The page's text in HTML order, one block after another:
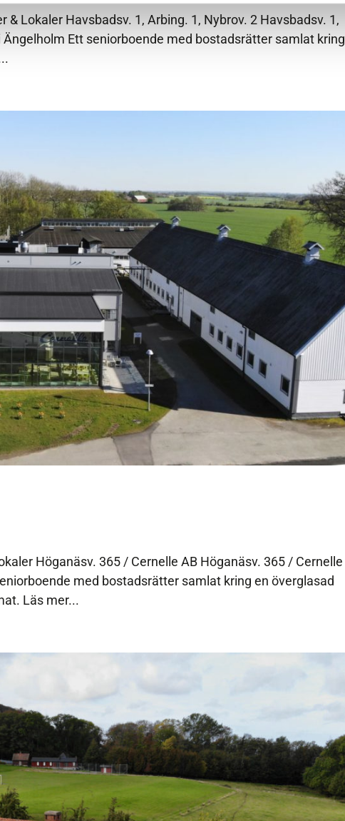
Lokaler Havsbadsv. 1, Arbing. 1, Nybrov. 2 Havsbadsv. 1,
Ett seniorboende med bostadsrätter samlat kring
Höganäsv. 365 / Cernelle AB Höganäsv. 365 / Cernelle
med bostadsrätter samlat kring en överglasad
Läs mer...